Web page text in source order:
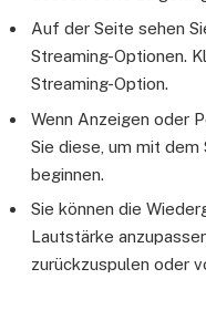
Auf der Seite sehen
Streaming-Optionen.
Streaming-Option.
Wenn Anzeigen oder
Sie diese, um mit
beginnen.
Sie können die
Lautstärke
zurückzuspulen oder